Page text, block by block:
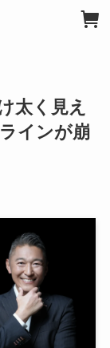
太く見え
インが崩